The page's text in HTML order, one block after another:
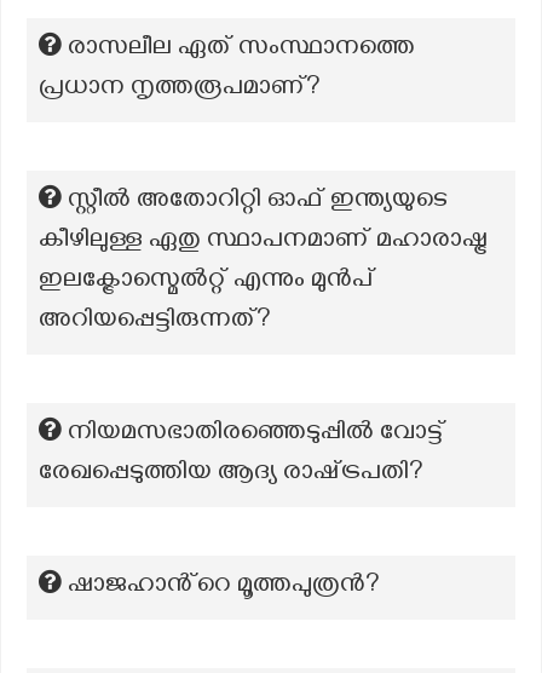
രാസലീല ഏത് സംസ്ഥാനത്തെ
പ്രധാന നൃത്തരൂപമാണ്?
സ്റ്റീൽ അതോറിറ്റി ഓഫ് ഇന്ത്യയുടെ
കീഴിലുള്ള ഏതു സ്ഥാപനമാണ് മഹാരാഷ്ട്ര
ഇലക്ട്രോസ്മെൽറ്റ് എന്നും മുൻപ്
അറിയപ്പെട്ടിരുന്നത്?
നിയമസഭാതിരഞ്ഞെടുപ്പിൽ വോട്ട്
രേഖപ്പെടുത്തിയ ആദ്യ രാഷ്‌ട്രപതി?
ഷാജഹാൻ്റെ മൂത്തപുത്രൻ?